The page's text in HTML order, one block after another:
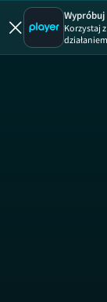
Korzystaj
działaniem